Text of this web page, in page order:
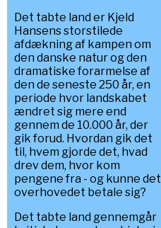
Det tabte land er Kjeld
Hansens storstilede
afdækning af kampen om
den danske natur og den
dramatiske forarmelse af
den de seneste 250 år, en
periode hvor landskabet
ændret sig mere end
gennem de 10.000 år, der
gik forud. Hvordan gik det
til, hvem gjorde det, hvad
drev dem, hvor kom
pengene fra - og kunne det
overhovedet betale sig?
Det tabte land gennemgår